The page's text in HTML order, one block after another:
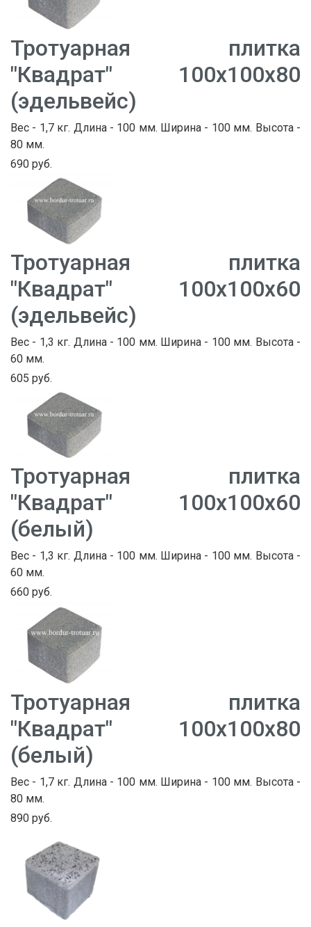
Тротуарная плитка
"Квадрат" 100х100х80
(эдельвейс)
Вес - 1,7 кг. Длина - 100 мм. Ширина - 100 мм. Высота -
80 мм.
690 руб.
Тротуарная плитка
"Квадрат" 100х100х60
(эдельвейс)
Вес - 1,3 кг. Длина - 100 мм. Ширина - 100 мм. Высота -
60 мм.
605 руб.
Тротуарная плитка
"Квадрат" 100х100х60
(белый)
Вес - 1,3 кг. Длина - 100 мм. Ширина - 100 мм. Высота -
60 мм.
660 руб.
Тротуарная плитка
"Квадрат" 100х100х80
(белый)
Вес - 1,7 кг. Длина - 100 мм. Ширина - 100 мм. Высота -
80 мм.
890 руб.